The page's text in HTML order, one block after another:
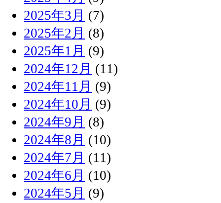
2025年3月 (7)
2025年2月 (8)
2025年1月 (9)
2024年12月 (11)
2024年11月 (9)
2024年10月 (9)
2024年9月 (8)
2024年8月 (10)
2024年7月 (11)
2024年6月 (10)
2024年5月 (9)